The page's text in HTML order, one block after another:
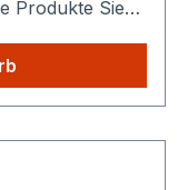
Produkte Sie